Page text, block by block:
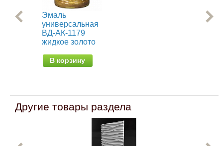
Эмаль
универсальная
ВД-АК-1179
жидкое золото
В корзину
Другие товары раздела